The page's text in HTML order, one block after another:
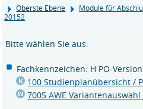
Oberste Ebene
Module für
20152
Bitte wählen Sie aus:
Fachkennzeichen: H PO-
100 Studienplanübersicht /
7005 AWE